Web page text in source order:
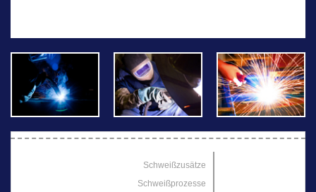
Schweißzusätze
Schweißprozesse